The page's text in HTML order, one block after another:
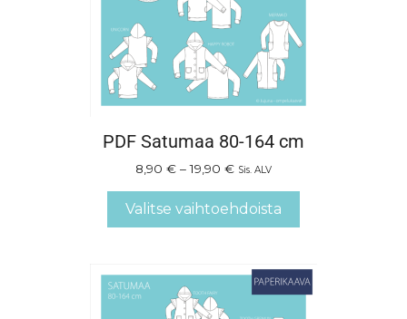
PDF Satumaa 80-164 cm
8,90 € – 19,90 € Sis. ALV
Valitse vaihtoehdoista